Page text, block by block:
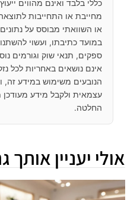
כללי בלבד ואינם מהווים
מחייבת או התחייבות
או השוואתי מבוסס על נתונים
במועד כתיבתו, ועשוי
ספקים, תנאי שוק וגורמים
אינם נושאים באחריות לכל
הנובעים משימוש במידע זה,
עצמאית ולקבל מידע
החלטה.
אולי יעניין אותך